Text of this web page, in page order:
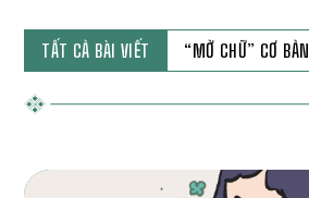
TẤT CẢ BÀI VIẾT “MỞ CHỮ” CƠ BẢN